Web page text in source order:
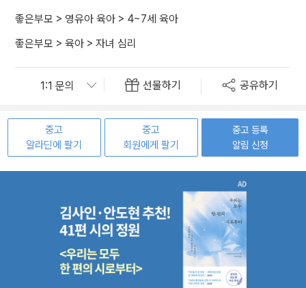
좋은부모 > 영유아 육아 > 4~7세 육아
좋은부모 > 육아 > 자녀 심리
선물하기 공유하기
중고
알라딘에 팔기
중고
회원에게 팔기
중고 등록
알림 신청